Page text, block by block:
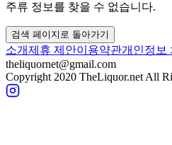
주류 정보를 찾을 수 없습니다.
검색 페이지로 돌아가기
소개제휴 제안이용약관개인정보
theliquornet@gmail.com
Copyright 2020 TheLiquor.net All